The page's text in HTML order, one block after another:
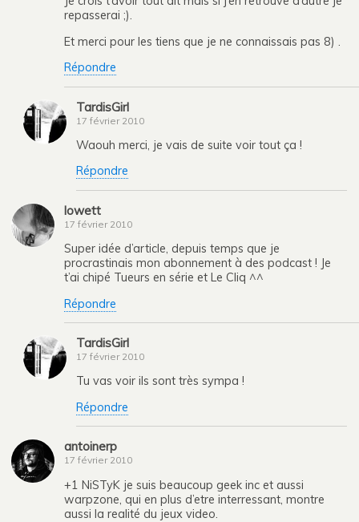
repasserai ;).
Et merci pour les tiens que je ne connaissais pas 8) .
Répondre
TardisGirl
17 février 2010
Waouh merci, je vais de suite voir tout ça !
Répondre
lowett
17 février 2010
Super idée d’article, depuis temps que je
procrastinais mon abonnement à des podcast ! Je
t’ai chipé Tueurs en série et Le Cliq ^^
Répondre
TardisGirl
17 février 2010
Tu vas voir ils sont très sympa !
Répondre
antoinerp
17 février 2010
+1 NiSTyK je suis beaucoup geek inc et aussi
warpzone, qui en plus d’etre interressant, montre
aussi la realité du jeux video.